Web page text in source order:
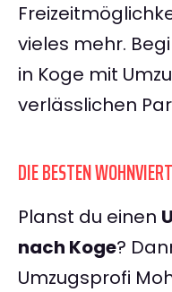
vieles mehr.
in Koge mit
verlässlichen
DIE BESTEN
Planst du einen
nach Koge?
Umzugsprofi